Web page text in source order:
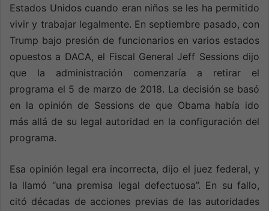
Estados Unidos cuando eran niños se les ha permitido
vivir y trabajar legalmente. En septiembre pasado, con
Trump bajo presión de funcionarios en varios estados
opuestos a DACA, el Fiscal General Jeff Sessions dijo
que la administración comenzaría a retirar el
programa el 5 de marzo de 2018. La decisión se basó
en la opinión de Sessions de que Obama había ido
más allá de su legal autoridad en la configuración del
programa.
Esa opinión legal era incorrecta, dijo el juez federal, y
la llamó “una premisa legal defectuosa”. En su fallo,
citó décadas de acciones previas de las autoridades